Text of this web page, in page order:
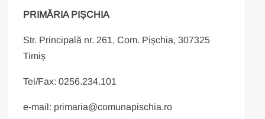
PRIMĂRIA PIȘCHIA
Str. Principală nr. 261, Com. Pișchia, 307325
Timiș
Tel/Fax: 0256.234.101
e-mail: primaria@comunapischia.ro